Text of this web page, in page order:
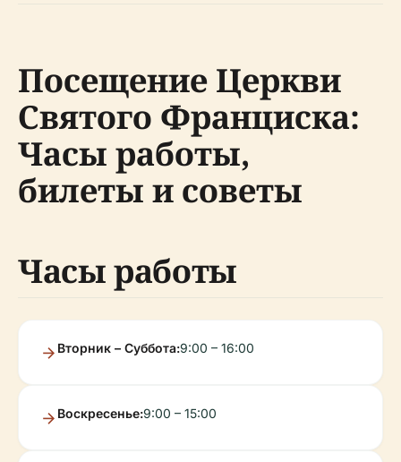
Посещение Церкви
Святого Франциска:
Часы работы,
билеты и советы
Часы работы
Вторник – Суббота:9:00 – 16:00
Воскресенье:9:00 – 15:00